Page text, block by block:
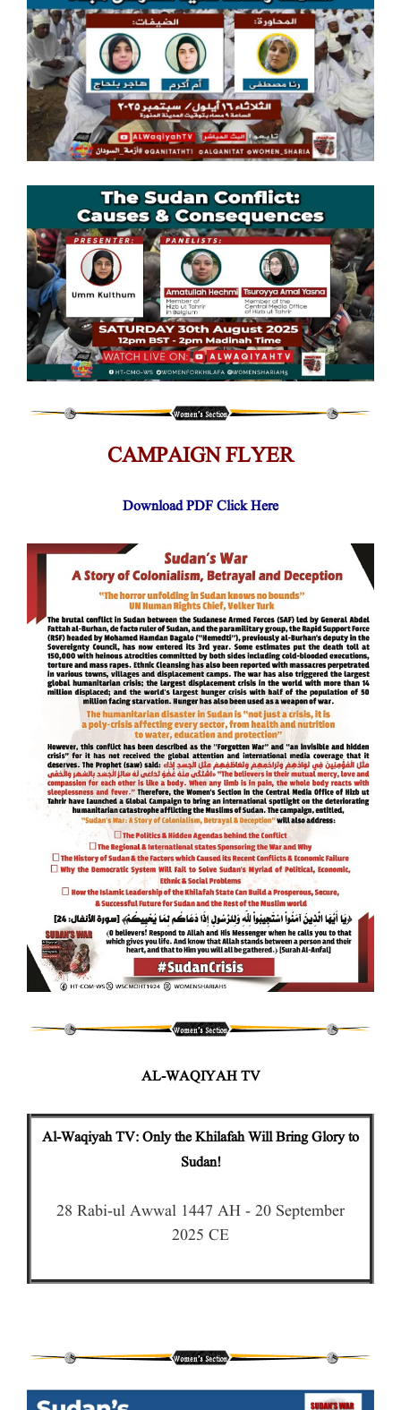
CAMPAIGN FLYER
Download PDF Click Here
AL-WAQIYAH TV
Al-Waqiyah TV: Only the Khilafah Will Bring Glory to
Sudan!
28 Rabi-ul Awwal 1447 AH - 20 September
2025 CE